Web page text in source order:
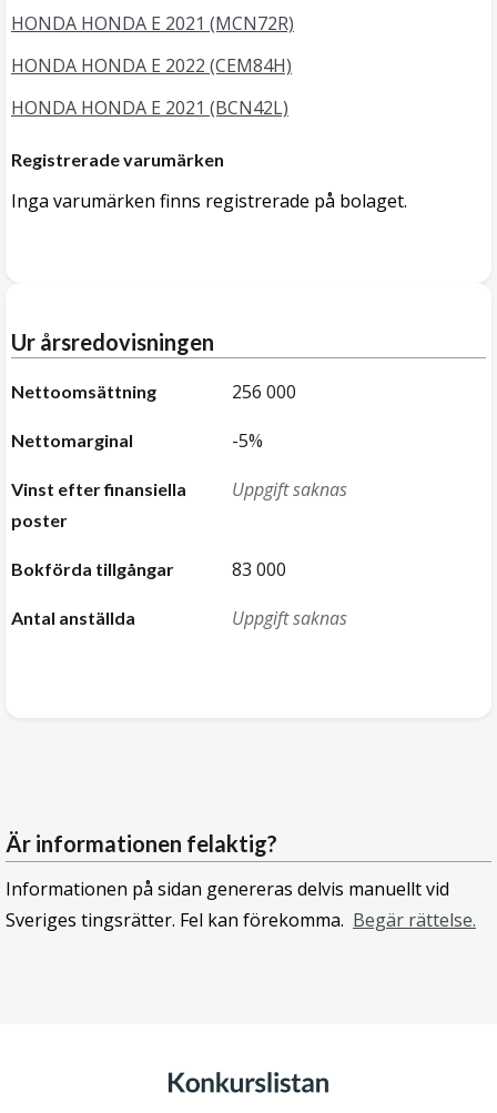
HONDA HONDA E 2021 (MCN72R)
HONDA HONDA E 2022 (CEM84H)
HONDA HONDA E 2021 (BCN42L)
Registrerade varumärken
Inga varumärken finns registrerade på bolaget.
Ur årsredovisningen
Nettoomsättning 256 000
Nettomarginal -5%
Vinst efter finansiella
poster
Uppgift saknas
Bokförda tillgångar 83 000
Antal anställda Uppgift saknas
Är informationen felaktig?
Informationen på sidan genereras delvis manuellt vid
Sveriges tingsrätter. Fel kan förekomma. Begär rättelse.